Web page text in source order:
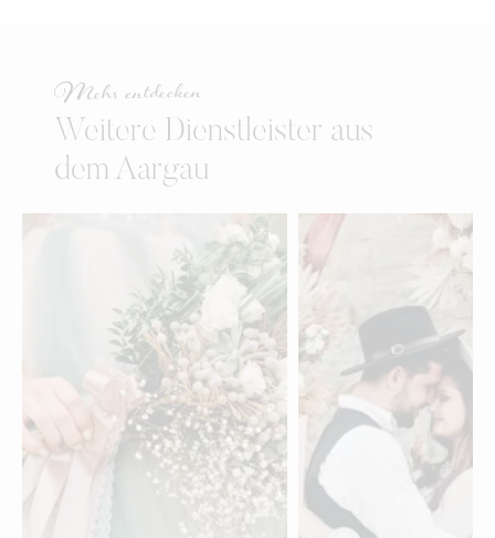
Mehr entdecken
Weitere Dienstleister aus
dem Aargau